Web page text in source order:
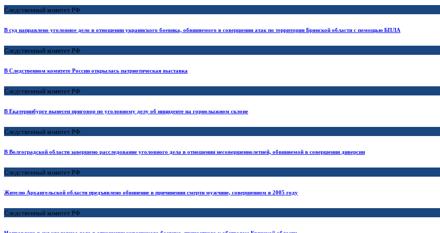
Следственный комитет РФ
В суд направлено уголовное дело в отношении украинского боевика, обвиняемого в совершении атак по территории Брянской области с помощью БПЛА
Следственный комитет РФ
В Следственном комитете России открылась патриотическая выставка
Следственный комитет РФ
В Екатеринбурге вынесен приговор по уголовному делу об инциденте на горнолыжном склоне
Следственный комитет РФ
В Волгоградской области завершено расследование уголовного дела в отношении несовершеннолетней, обвиняемой в совершении диверсии
Следственный комитет РФ
Жителю Архангельской области предъявлено обвинение в причинении смерти мужчине, совершенном в 2005 году
Следственный комитет РФ